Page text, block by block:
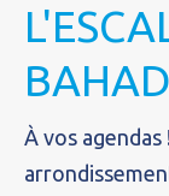
À vos agendas